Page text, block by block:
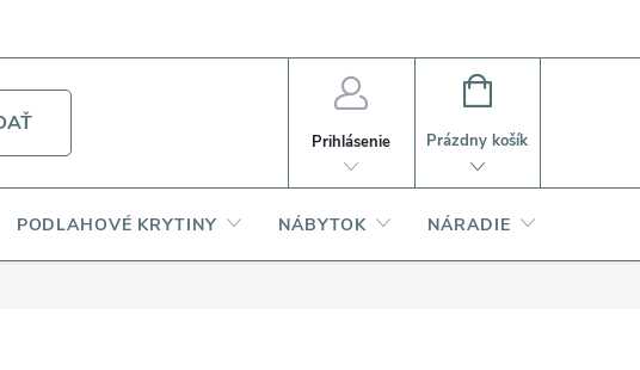
TKANÍN DAPPI
Prihlásenie
NÁKUPNÝ
Prázdny košík
PODLAHOVÉ KRYTINY NÁBYTOK NÁRADIE